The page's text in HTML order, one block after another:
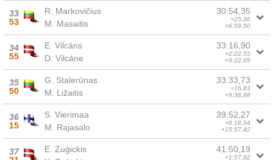
33
53
R. Markovičius
M. Masaitis
30:54,35
+25,36
+6:59,50
34
55
E. Vilcāns
D. Vilcāne
33:16,90
+2:22,55
+9:22,05
35
50
G. Stalerūnas
M. Ližaitis
33:33,73
+16,83
+9:38,88
36
15
S. Vierimaa
M. Rajasalo
39:52,27
+6:18,54
+15:57,42
37
E. Zuģickis
41:50,19
+1:57,92